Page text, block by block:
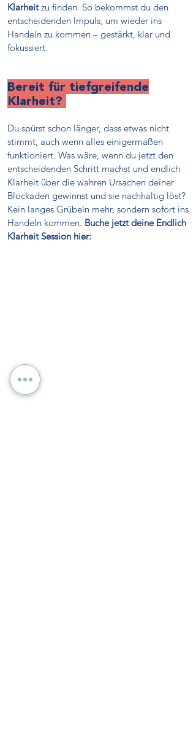
Klarheitzu finden. So bekommst du den
entscheidenden Impuls, um wieder ins
Handeln zu kommen – gestärkt, klar und
fokussiert.
Bereit für tiefgreifende
Klarheit?
Du spürst schon länger, dass etwas nicht
stimmt, auch wenn alles einigermaßen
funktioniert. Was wäre, wenn du jetzt den
entscheidenden Schritt machst und endlich
Klarheit über die wahren Ursachen deiner
Blockaden gewinnst und sie nachhaltig löst?
Kein langes Grübeln mehr, sondern sofort ins
Handeln kommen. Buche jetzt deine Endlich
Klarheit Session hier: